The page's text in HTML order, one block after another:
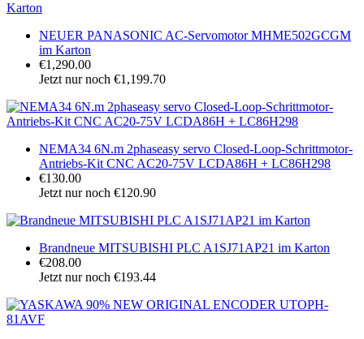
NEUER PANASONIC AC-Servomotor MHME502GCGM
im Karton
€1,290.00
Jetzt nur noch €1,199.70
NEMA34 6N.m 2phaseasy servo Closed-Loop-Schrittmotor-
Antriebs-Kit CNC AC20-75V LCDA86H + LC86H298
€130.00
Jetzt nur noch €120.90
Brandneue MITSUBISHI PLC A1SJ71AP21 im Karton
€208.00
Jetzt nur noch €193.44